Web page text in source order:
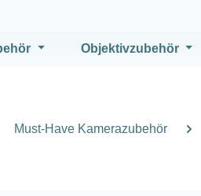
Objektivzubehör
Must-Have Kamerazubehör